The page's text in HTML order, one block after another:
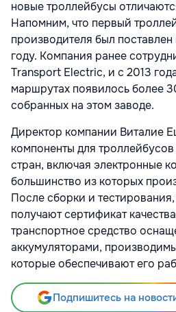
новые троллейбусы
Напомним, что первый
производителя был
году. Компания ранее
Transport Electric, и с 2013
маршрутах появилось более
собранных на этом заводе.
Директор компании Виталие
компоненты для
стран, включая электронные
большинство из которых
После сборки и
получают сертификат
транспортное средство
аккумуляторами,
которые обеспечивают его
Подпишитесь на